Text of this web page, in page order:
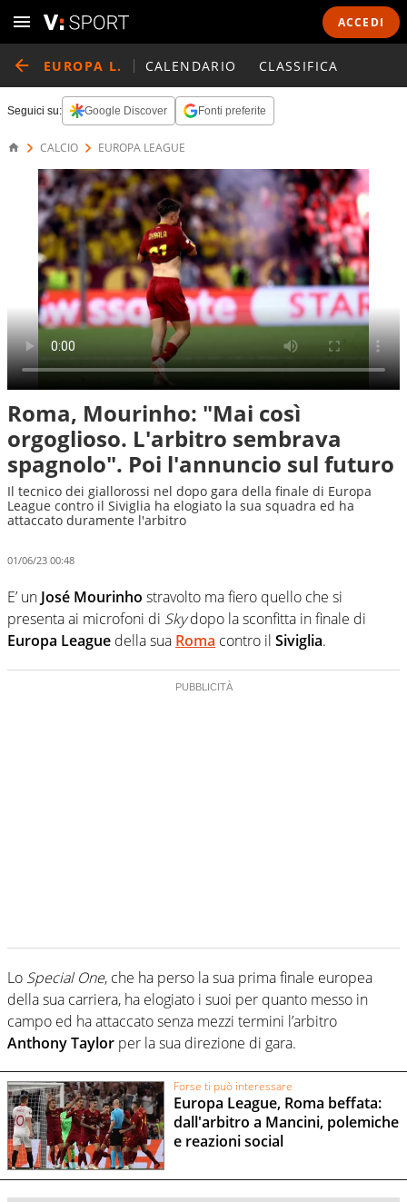
ACCEDI
EUROPA L. CALENDARIO CLASSIFICA
Seguici su: Google Discover Fonti preferite
CALCIO EUROPA LEAGUE
Roma, Mourinho: "Mai così
orgoglioso. L'arbitro sembrava
spagnolo". Poi l'annuncio sul futuro
Il tecnico dei giallorossi nel dopo gara della finale di Europa
League contro il Siviglia ha elogiato la sua squadra ed ha
attaccato duramente l'arbitro
01/06/23 00:48
E’ un José Mourinho stravolto ma fiero quello che si
presenta ai microfoni di Skydopo la sconfitta in finale di
Europa League della sua Roma contro il Siviglia.
Lo Special One, che ha perso la sua prima finale europea
della sua carriera, ha elogiato i suoi per quanto messo in
campo ed ha attaccato senza mezzi termini l’arbitro
Anthony Taylor per la sua direzione di gara.
Forse ti può interessare
Europa League, Roma beffata:
dall'arbitro a Mancini, polemiche
e reazioni social